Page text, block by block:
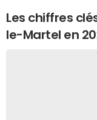
Les chiffres
le-Martel en